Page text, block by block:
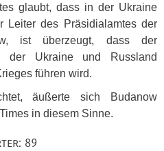
glaubt, dass in der Ukraine
Leiter des Präsidialamtes der
ist überzeugt, dass der
der Ukraine und Russland
führen wird.
äußerte sich Budanow
in diesem Sinne.
89